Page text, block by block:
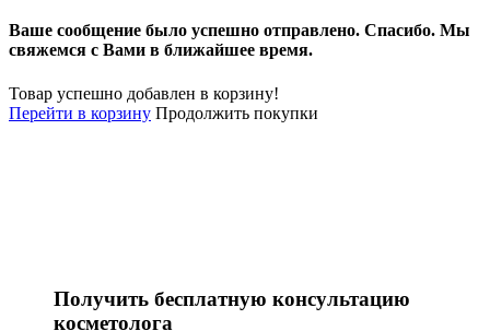
Ваше сообщение было успешно отправлено. Спасибо. Mы
свяжемся с Вами в ближайшее время.
Товар успешно добавлен в корзину!
Перейти в корзину Продолжить покупки
Получить бесплатную консультацию
косметолога